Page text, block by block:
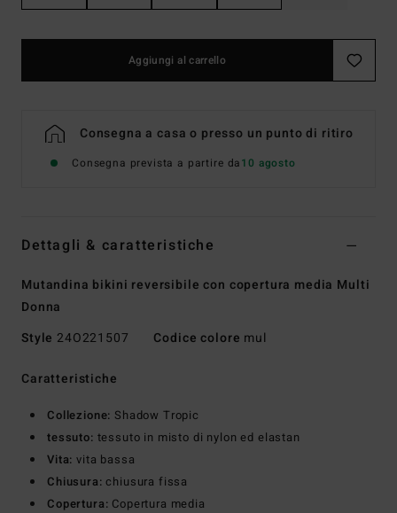
Aggiungi al carrello
Consegna a casa o presso un punto di ritiro
Consegna prevista a partire da10 agosto
Dettagli & caratteristiche
Mutandina bikini reversibile con copertura media Multi
Donna
Style 24O221507 Codice colore mul
Caratteristiche
Collezione: Shadow Tropic
tessuto: tessuto in misto di nylon ed elastan
Vita: vita bassa
Chiusura: chiusura fissa
Copertura: Copertura media